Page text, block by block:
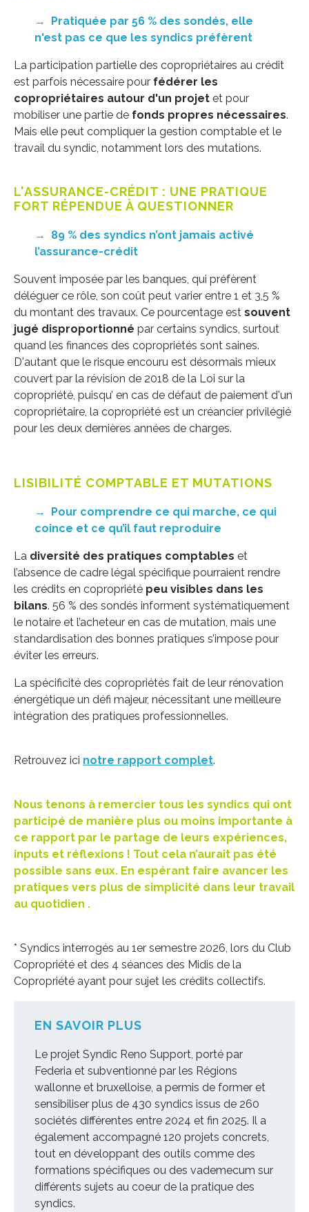
→
Pratiquée par 56 % des sondés, elle
n'est pas ce que les syndics préfèrent
La participation partielle des copropriétaires au crédit
est parfois nécessaire pour fédérer les
copropriétaires autour d'un projet et pour
mobiliser une partie de fonds propres nécessaires.
Mais elle peut compliquer la gestion comptable et le
travail du syndic, notamment lors des mutations.
L'ASSURANCE-CRÉDIT : UNE PRATIQUE
FORT RÉPENDUE À QUESTIONNER
→
89 % des syndics n’ont jamais activé
l’assurance-crédit
Souvent imposée par les banques, qui préfèrent
déléguer ce rôle, son coût peut varier entre 1 et 3,5 %
du montant des travaux. Ce pourcentage est souvent
jugé disproportionné par certains syndics, surtout
quand les finances des copropriétés sont saines.
D'autant que le risque encouru est désormais mieux
couvert par la révision de 2018 de la Loi sur la
copropriété, puisqu’ en cas de défaut de paiement d'un
copropriétaire, la copropriété est un créancier privilégié
pour les deux dernières années de charges.
LISIBILITÉ COMPTABLE ET MUTATIONS
→
Pour comprendre ce qui marche, ce qui
coince et ce qu’il faut reproduire
La diversité des pratiques comptables et
l’absence de cadre légal spécifique pourraient rendre
les crédits en copropriété peu visibles dans les
bilans. 56 % des sondés informent systématiquement
le notaire et l’acheteur en cas de mutation, mais une
standardisation des bonnes pratiques s’impose pour
éviter les erreurs.
La spécificité des copropriétés fait de leur rénovation
énergétique un défi majeur, nécessitant une meilleure
intégration des pratiques professionnelles.
Retrouvez ici notre rapport complet.
Nous tenons à remercier tous les syndics qui ont
participé de manière plus ou moins importante à
ce rapport par le partage de leurs expériences,
inputs et réflexions ! Tout cela n’aurait pas été
possible sans eux. En espérant faire avancer les
pratiques vers plus de simplicité dans leur travail
au quotidien .
* Syndics interrogés au 1er semestre 2026, lors du Club
Copropriété et des 4 séances des Midis de la
Copropriété ayant pour sujet les crédits collectifs.
EN SAVOIR PLUS
Le projet Syndic Reno Support, porté par
Federia et subventionné par les Régions
wallonne et bruxelloise, a permis de former et
sensibiliser plus de 430 syndics issus de 260
sociétés différentes entre 2024 et fin 2025. Il a
également accompagné 120 projets concrets,
tout en développant des outils comme des
formations spécifiques ou des vademecum sur
différents sujets au coeur de la pratique des
syndics.